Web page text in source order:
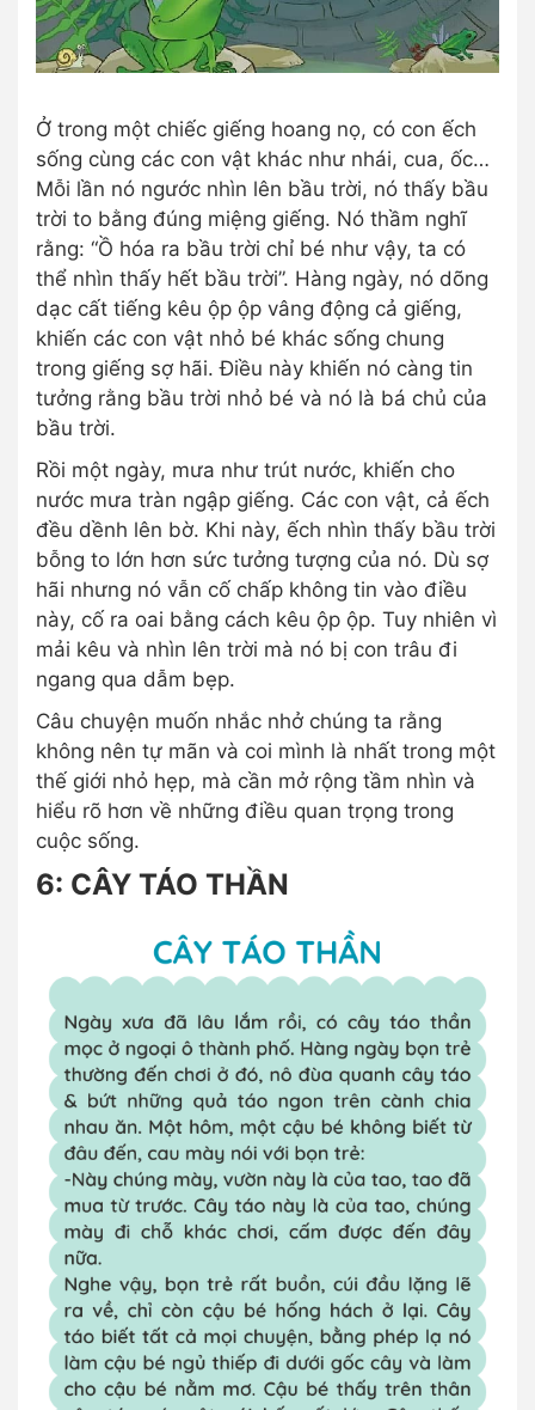
Ở trong một chiếc giếng hoang nọ, có con ếch
sống cùng các con vật khác như nhái, cua, ốc…
Mỗi lần nó ngước nhìn lên bầu trời, nó thấy bầu
trời to bằng đúng miệng giếng. Nó thầm nghĩ
rằng: “Ồ hóa ra bầu trời chỉ bé như vậy, ta có
thể nhìn thấy hết bầu trời”. Hàng ngày, nó dõng
dạc cất tiếng kêu ộp ộp vâng động cả giếng,
khiến các con vật nhỏ bé khác sống chung
trong giếng sợ hãi. Điều này khiến nó càng tin
tưởng rằng bầu trời nhỏ bé và nó là bá chủ của
bầu trời.
Rồi một ngày, mưa như trút nước, khiến cho
nước mưa tràn ngập giếng. Các con vật, cả ếch
đều dềnh lên bờ. Khi này, ếch nhìn thấy bầu trời
bỗng to lớn hơn sức tưởng tượng của nó. Dù sợ
hãi nhưng nó vẫn cố chấp không tin vào điều
này, cố ra oai bằng cách kêu ộp ộp. Tuy nhiên vì
mải kêu và nhìn lên trời mà nó bị con trâu đi
ngang qua dẫm bẹp.
Câu chuyện muốn nhắc nhở chúng ta rằng
không nên tự mãn và coi mình là nhất trong một
thế giới nhỏ hẹp, mà cần mở rộng tầm nhìn và
hiểu rõ hơn về những điều quan trọng trong
cuộc sống.
6: CÂY TÁO THẦN